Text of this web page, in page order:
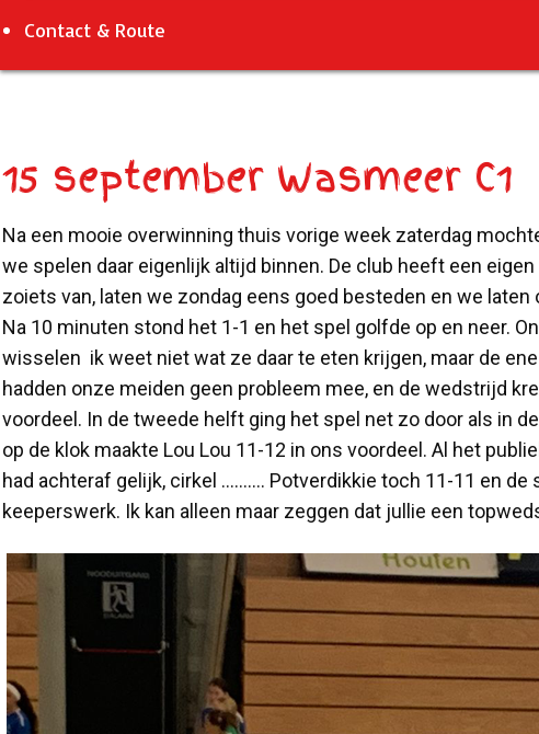
Contact & Route
15 september Wasmeer C1
Na een mooie overwinning thuis vorige week zaterdag
we spelen daar eigenlijk altijd binnen. De club heeft een
zoiets van, laten we zondag eens goed besteden en we
Na 10 minuten stond het 1-1 en het spel golfde op en neer.
wisselen ik weet niet wat ze daar te eten krijgen, maar de
hadden onze meiden geen probleem mee, en de wedstrijd
voordeel. In de tweede helft ging het spel net zo door als in
op de klok maakte Lou Lou 11-12 in ons voordeel. Al het
had achteraf gelijk, cirkel ………. Potverdikkie toch 11-11 en
keeperswerk. Ik kan alleen maar zeggen dat jullie een